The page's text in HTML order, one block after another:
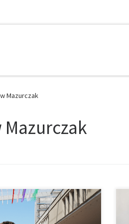
Mazurczak
Mazurczak
aktywista społeczny, który